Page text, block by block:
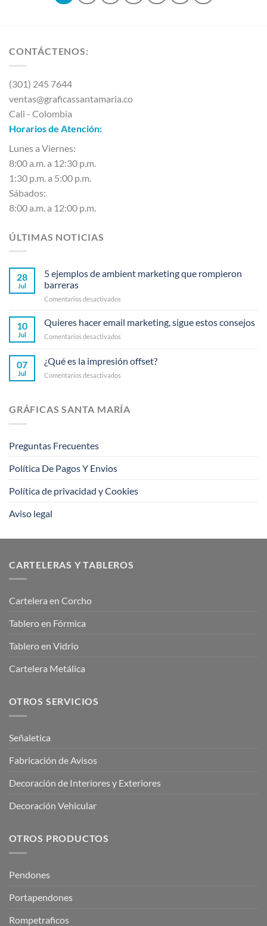
CONTÁCTENOS:
(301) 245 7644
ventas@graficassantamaria.co
Cali - Colombia
Horarios de Atención:
Lunes a Viernes:
8:00 a.m. a 12:30 p.m.
1:30 p.m. a 5:00 p.m.
Sábados:
8:00 a.m. a 12:00 p.m.
ÚLTIMAS NOTICIAS
28
Jul
5 ejemplos de ambient marketing que rompieron
barreras
Comentarios desactivados
ejemplos
ambient
que
barreras
10
Jul
Quieres hacer email marketing, sigue estos consejos
Comentarios desactivados
email
marketing,
consejos
07
Jul
¿Qué es la impresión offset?
Comentarios desactivados
la
impresión
GRÁFICAS SANTA MARÍA
Preguntas Frecuentes
Política De Pagos Y Envios
Política de privacidad y Cookies
Aviso legal
CARTELERAS Y TABLEROS
Cartelera en Corcho
Tablero en Fórmica
Tablero en Vidrio
Cartelera Metálica
OTROS SERVICIOS
Señaletica
Fabricación de Avisos
Decoración de Interiores y Exteriores
Decoración Vehicular
OTROS PRODUCTOS
Pendones
Portapendones
Rompetraficos